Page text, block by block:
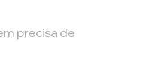
precisa de